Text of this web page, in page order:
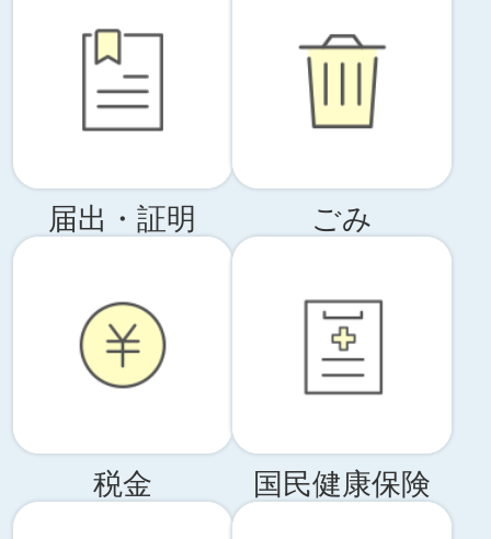
届出・証明 ごみ
税金 国民健康保険